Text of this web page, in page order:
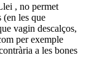
, no permet
(en les que
vagin descalços,
per exemple
a les bones